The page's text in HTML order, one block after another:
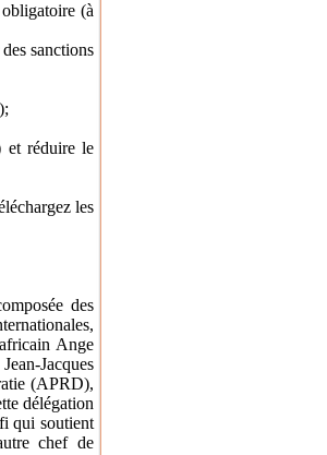
(à
sanctions
et réduire le
les
des
Ange
Jacques
(APRD),
délégation
qui soutient
chef de